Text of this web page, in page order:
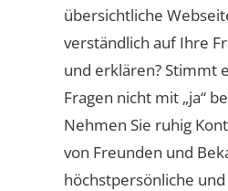
übersichtliche
verständlich auf Ihre
und erklären? Stimmt
Fragen nicht mit „ja“
Nehmen Sie ruhig
von Freunden und
höchstpersönliche